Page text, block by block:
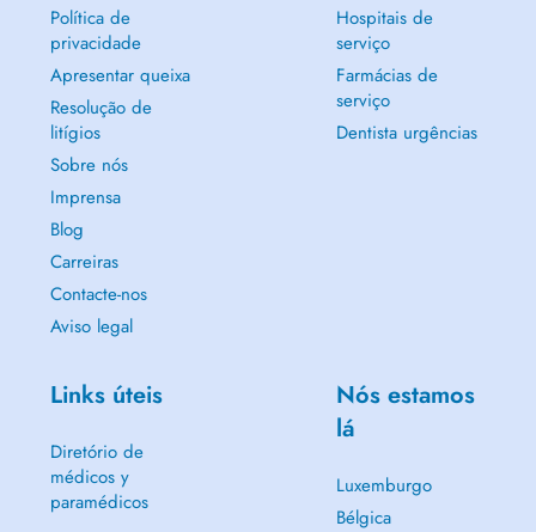
Política de
privacidade
Apresentar queixa
Resolução de
litígios
Sobre nós
Imprensa
Blog
Carreiras
Contacte-nos
Aviso legal
Hospitais de
serviço
Farmácias de
serviço
Dentista urgências
Links úteis
Diretório de
médicos y
paramédicos
Nós estamos
lá
Luxemburgo
Bélgica